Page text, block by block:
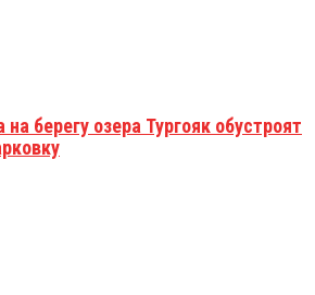
берегу озера Тургояк обустроят